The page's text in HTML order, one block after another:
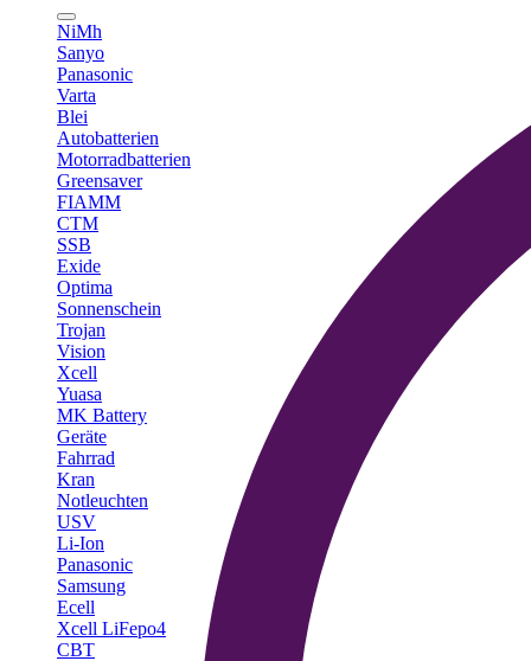
NiMh
Sanyo
Panasonic
Varta
Blei
Autobatterien
Motorradbatterien
Greensaver
FIAMM
CTM
SSB
Exide
Optima
Sonnenschein
Trojan
Vision
Xcell
Yuasa
MK Battery
Geräte
Fahrrad
Kran
Notleuchten
USV
Li-Ion
Panasonic
Samsung
Ecell
Xcell LiFepo4
CBT